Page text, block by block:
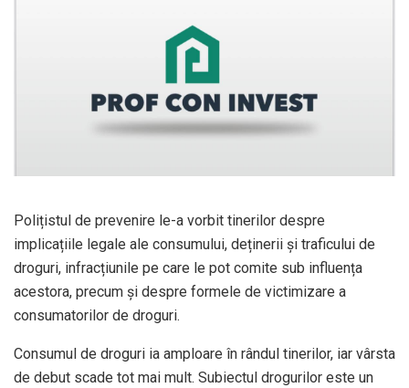
Polițistul de prevenire le-a vorbit tinerilor despre
implicațiile legale ale consumului, deținerii și traficului de
droguri, infracțiunile pe care le pot comite sub influența
acestora, precum și despre formele de victimizare a
consumatorilor de droguri.
Consumul de droguri ia amploare în rândul tinerilor, iar vârsta
de debut scade tot mai mult. Subiectul drogurilor este un